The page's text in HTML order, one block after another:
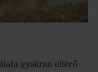
gyakran eltérő